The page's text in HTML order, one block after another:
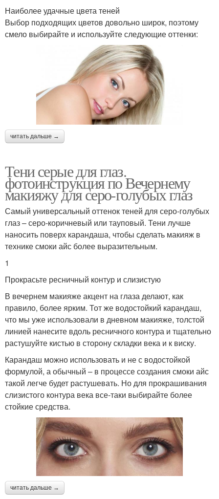
Наиболее удачные цвета теней
Выбор подходящих цветов довольно широк, поэтому
смело выбирайте и используйте следующие оттенки:
читать дальше →
Тени серые для глаз.
фотоинструкция по Вечернему
макияжу для серо-голубых глаз
Самый универсальный оттенок теней для серо-голубых
глаз – серо-коричневый или тауповый. Тени лучше
наносить поверх карандаша, чтобы сделать макияж в
технике смоки айс более выразительным.
1
Прокрасьте ресничный контур и слизистую
В вечернем макияже акцент на глаза делают, как
правило, более ярким. Тот же водостойкий карандаш,
что мы уже использовали в дневном макияже, толстой
линией нанесите вдоль ресничного контура и тщательно
растушуйте кистью в сторону складки века и к виску.
Карандаш можно использовать и не с водостойкой
формулой, а обычный – в процессе создания смоки айс
такой легче будет растушевать. Но для прокрашивания
слизистого контура века все-таки выбирайте более
стойкие средства.
читать дальше →